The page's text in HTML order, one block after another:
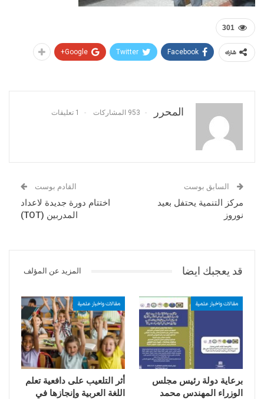
301
شارك Facebook
Twitter
Google+
المحرر 953 المشاركات 1 تعليقات
السابق بوست
مركز التنمية يحتفل بعيد
نوروز
القادم بوست
اختتام دورة جديدة لاعداد
المدربين (TOT)
قد يعجبك ايضا المزيد عن المؤلف
مقالات واخبار علمية
برعاية دولة رئيس مجلس
الوزراء المهندس محمد
مقالات واخبار علمية
أثر التلعيب على دافعية تعلم
اللغة العربية وإنجازها في